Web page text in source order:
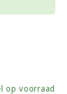
op voorraad